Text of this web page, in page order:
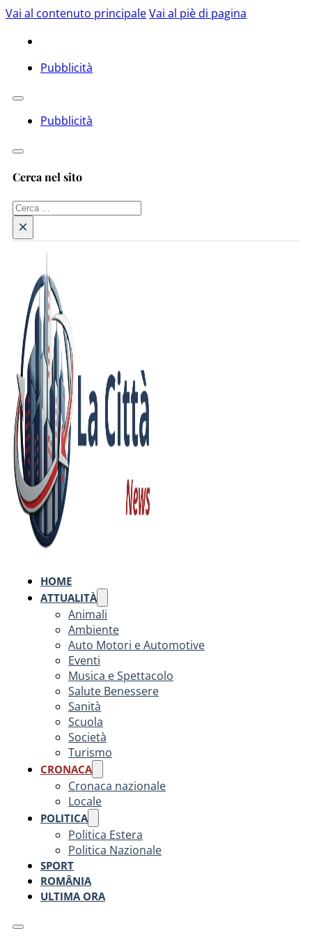
Vai al contenuto principaleVai al piè di pagina
Pubblicità
Pubblicità
Cerca nel sito
Cerca
×
HOME
ATTUALITÀ
Animali
Ambiente
Auto Motori e Automotive
Eventi
Musica e Spettacolo
Salute Benessere
Sanità
Scuola
Società
Turismo
CRONACA
Cronaca nazionale
Locale
POLITICA
Politica Estera
Politica Nazionale
SPORT
ROMÂNIA
ULTIMA ORA